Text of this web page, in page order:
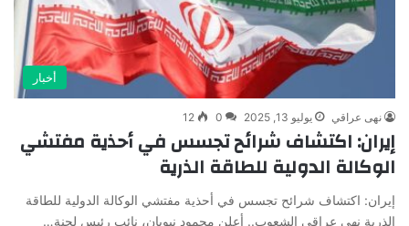
أخبار
نهى عراقي يوليو 13, 2025 0
12
إيران: اكتشاف شرائح تجسس في أحذية مفتشي
الوكالة الدولية للطاقة الذرية
إيران: اكتشاف شرائح تجسس في أحذية مفتشي الوكالة الدولية للطاقة
الذرية نهى عراقي الشعوب.. أعلن محمود نبويان، نائب رئيس لجنة…